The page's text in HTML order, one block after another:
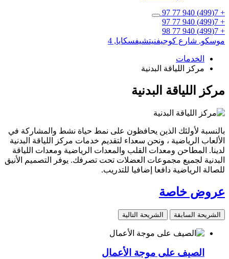
+ 7(499) 940 77 97
+ 7(499) 940 77 97
+ 7(499) 940 77 98
موسكو, شارع كوجيفنيتشيفسكايا, 4
الخدمات
مركز اللياقة البدنية
مركز اللياقة البدنية
بالنسبة لأولئك الذين يحافظون على نمط حياة نشط والمشاركة في
الألعاب الرياضية ، ونحن سعداء لتقديم خدمات مركز اللياقة البدنية
لدينا. المطاحن ومعدات القلب والمعدات الرياضية ومعدات اللياقة
البدنية لجميع مجموعات العضلات تحت تصرفك. يوفر التصميم الأنيق
للصالة الرياضية دافعا إضافيا للتدريب.
عروض خاصة
الشريحة السابقة الشريحة التالية
الصيف على موجة الأعمال